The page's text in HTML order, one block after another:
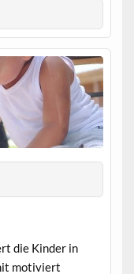
die Kinder in
motiviert